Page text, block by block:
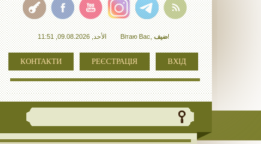
الأحد, 09.08.2026, 11:51 Вітаю Вас,ضيف!
КОНТАКТИ РЕЄСТРАЦІЯ ВХІД